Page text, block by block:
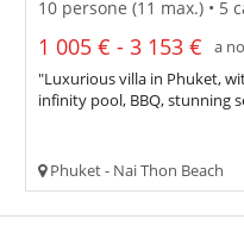
10 persone (11 max.) • 5
1 005 € - 3 153 €
a
"Luxurious villa in Phuket,
infinity pool, BBQ, stunning
Phuket - Nai Thon Beach